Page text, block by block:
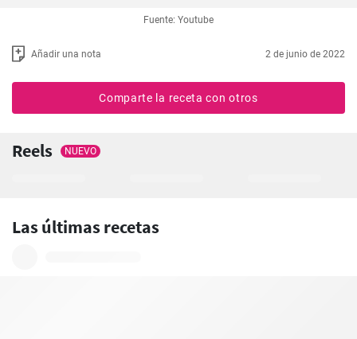
Fuente: Youtube
Añadir una nota 2 de junio de 2022
Comparte la receta con otros
Reels NUEVO
Las últimas recetas